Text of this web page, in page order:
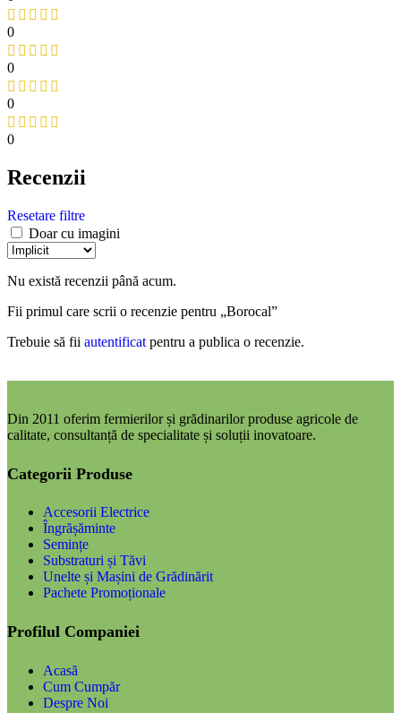
0
0
0
0
Recenzii
Resetare filtre
Doar cu imagini
Nu există recenzii până acum.
Fii primul care scrii o recenzie pentru „Borocal”
Trebuie să fii autentificat pentru a publica o recenzie.
Din 2011 oferim fermierilor și grădinarilor produse agricole de
calitate, consultanță de specialitate și soluții inovatoare.
Categorii Produse
Accesorii Electrice
Îngrășăminte
Semințe
Substraturi și Tăvi
Unelte și Mașini de Grădinărit
Pachete Promoționale
Profilul Companiei
Acasă
Cum Cumpăr
Despre Noi